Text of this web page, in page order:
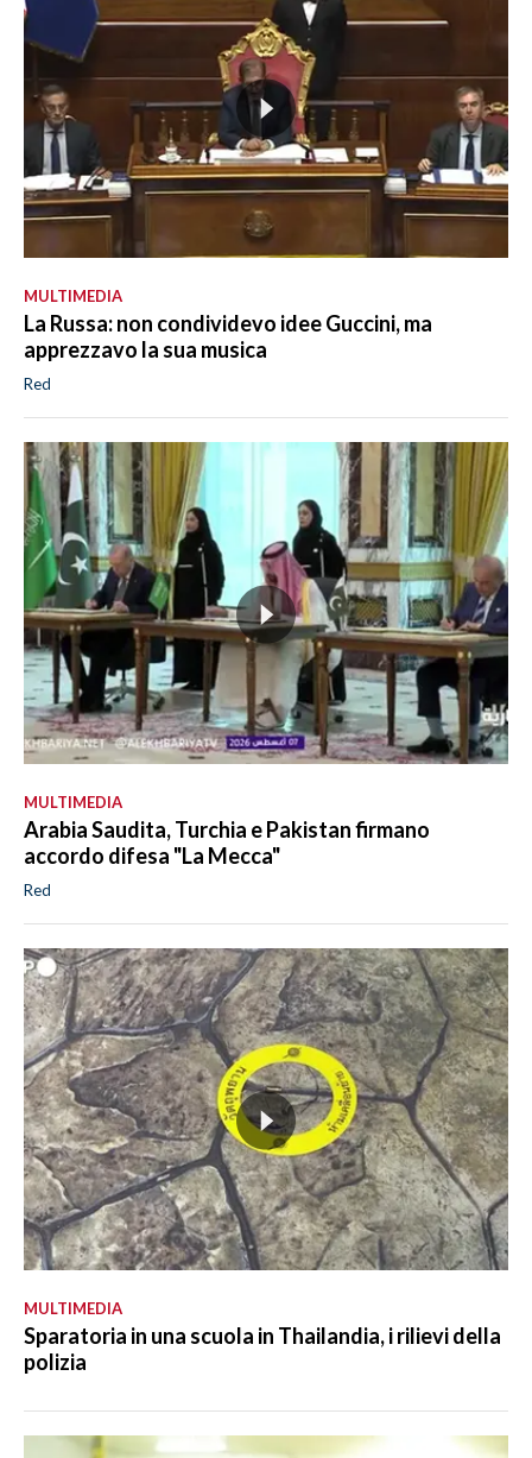
MULTIMEDIA
La Russa: non condividevo idee Guccini, ma
apprezzavo la sua musica
Red
MULTIMEDIA
Arabia Saudita, Turchia e Pakistan firmano
accordo difesa "La Mecca"
Red
MULTIMEDIA
Sparatoria in una scuola in Thailandia, i rilievi della
polizia